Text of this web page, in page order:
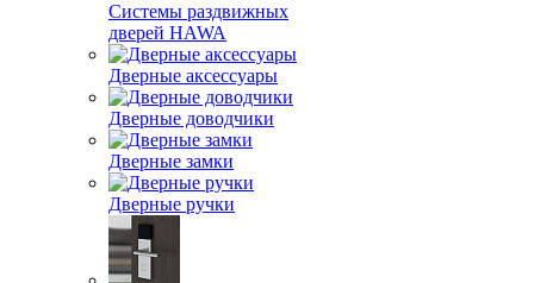
Системы раздвижных
дверей HAWA
Дверные аксессуары
Дверные доводчики
Дверные замки
Дверные ручки